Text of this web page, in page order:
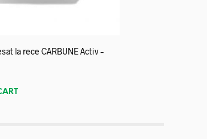
la rece CARBUNE Activ –